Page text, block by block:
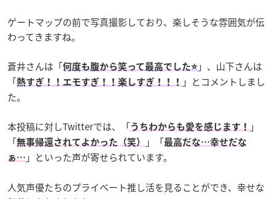
ゲートマップの前で写真撮影しており、楽しそうな雰囲気が伝
わってきますね。
蒼井さんは「何度も腹から笑って最高でした⭐️ 」、山下さんは
「熱すぎ！！エモすぎ！！楽しすぎ！！！
」とコメントしまし
た。
本投稿に対しTwitterでは、「うちわからも愛を感じます！
」
「無事帰還されてよかった（笑） 」「最高だな…幸せだな
ぁ… 」といった声が寄せられています。
人気声優たちのプライベート推し活を見ることができ、幸せな